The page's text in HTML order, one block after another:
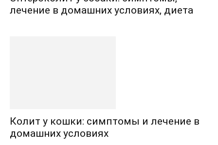
лечение в домашних условиях, диета
Колит у кошки: симптомы и лечение в
домашних условиях